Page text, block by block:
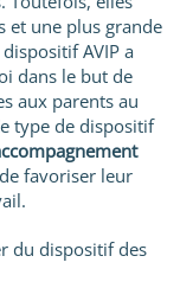
et une plus grande
AVIP a
dans le but de
aux parents au
type de dispositif
favoriser leur
du dispositif des